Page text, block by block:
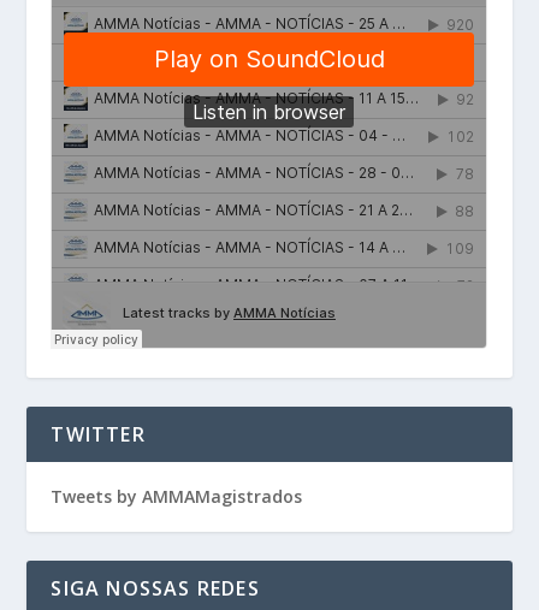
TWITTER
Tweets by AMMAMagistrados
SIGA NOSSAS REDES